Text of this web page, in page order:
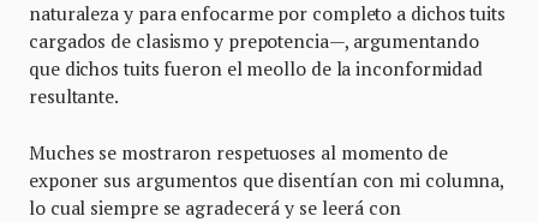
naturaleza y para enfocarme por completo a dichos tuits
cargados de clasismo y prepotencia—, argumentando
que dichos tuits fueron el meollo de la inconformidad
resultante.
Muches se mostraron respetuoses al momento de
exponer sus argumentos que disentían con mi columna,
lo cual siempre se agradecerá y se leerá con